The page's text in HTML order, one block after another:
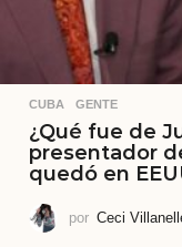
CUBA ,GENTE
¿Qué fue de
presentador
quedó en
por Ceci